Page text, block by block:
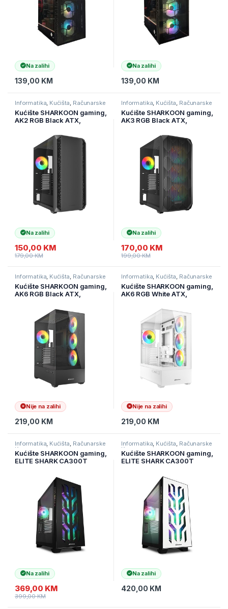
Na zalihi
139,00 KM
Na zalihi
139,00 KM
Informatika, Kućišta, Računarske
Komponente
Kućište SHARKOON gaming,
AK2 RGB Black ATX,
Na zalihi
150,00 KM
179,00KM
Informatika, Kućišta, Računarske
Komponente
Kućište SHARKOON gaming,
AK3 RGB Black ATX,
Na zalihi
170,00 KM
199,00KM
Informatika, Kućišta, Računarske
Komponente
Kućište SHARKOON gaming,
AK6 RGB Black ATX,
Nije na zalihi
219,00 KM
Informatika, Kućišta, Računarske
Komponente
Kućište SHARKOON gaming,
AK6 RGB White ATX,
Nije na zalihi
219,00 KM
Informatika, Kućišta, Računarske
Komponente
Kućište SHARKOON gaming,
ELITE SHARK CA300T
RGB Fans, black, E-ATX
Na zalihi
369,00 KM
399,00KM
Informatika, Kućišta, Računarske
Komponente
Kućište SHARKOON gaming,
ELITE SHARK CA300T
RGB Fans, white, E-ATX
Na zalihi
420,00 KM